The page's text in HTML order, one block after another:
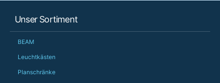
Unser Sortiment
BEAM
Leuchtkästen
Planschränke